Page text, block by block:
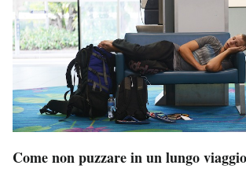
Come non puzzare in un lungo viaggio